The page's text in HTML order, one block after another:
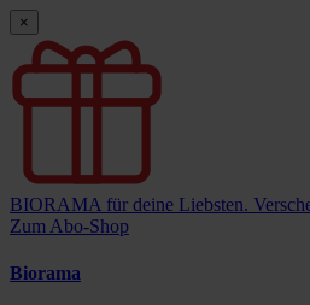
×
BIORAMA für deine Liebsten.
Zum Abo-Shop
Biorama